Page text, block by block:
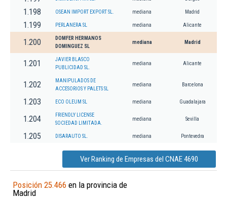
1.198 OSEAN IMPORT EXPORT SL. mediana Madrid
1.199 PERLANERA SL mediana Alicante
1.200
DOMFER HERMANOS
DOMINGUEZ SL
mediana Madrid
1.201
JAVIER BLASCO
PUBLICIDAD SL.
mediana Alicante
1.202
MANIPULADOS DE
ACCESORIOS Y PALETS SL
mediana Barcelona
1.203 ECO OLEUM SL mediana Guadalajara
1.204
FRIENDLY LICENSE
SOCIEDAD LIMITADA.
mediana Sevilla
1.205 DISARAUTO SL. mediana Pontevedra
Ver Ranking de Empresas del CNAE 4690
Posición 25.466 en la provincia de
Madrid